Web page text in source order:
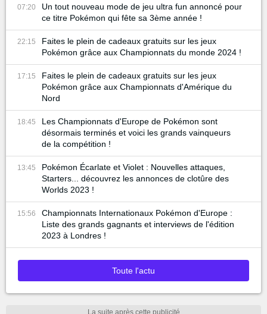
07:20
Un tout nouveau mode de jeu ultra fun annoncé pour
ce titre Pokémon qui fête sa 3ème année !
22:15
Faites le plein de cadeaux gratuits sur les jeux
Pokémon grâce aux Championnats du monde 2024 !
17:15
Faites le plein de cadeaux gratuits sur les jeux
Pokémon grâce aux Championnats d'Amérique du
Nord
18:45
Les Championnats d'Europe de Pokémon sont
désormais terminés et voici les grands vainqueurs
de la compétition !
13:45
Pokémon Écarlate et Violet : Nouvelles attaques,
Starters... découvrez les annonces de clotûre des
Worlds 2023 !
15:56
Championnats Internationaux Pokémon d'Europe :
Liste des grands gagnants et interviews de l'édition
2023 à Londres !
Toute l'actu